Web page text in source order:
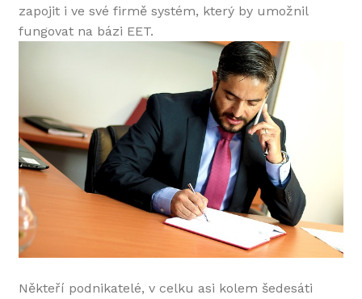
zapojit i ve své firmě systém, který by umožnil
fungovat na bázi EET.
Někteří podnikatelé, v celku asi kolem šedesáti